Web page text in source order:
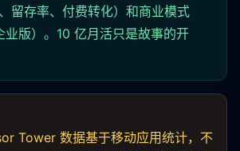
留存率、付费转化）和商业模式
业版）。10 亿月活只是故事的开
Tower 数据基于移动应用统计，不